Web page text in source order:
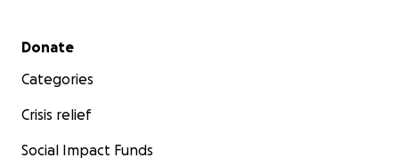
Secondary menu
Donate
Categories
Crisis relief
Social Impact Funds